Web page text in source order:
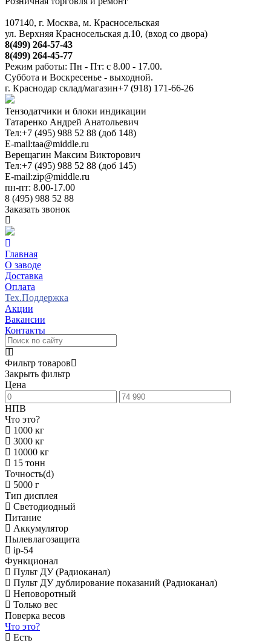
107140, г. Москва, м. Красносельская
ул. Верхняя Красносельская д.10, (вход со двора)
8(499) 264-57-43
8(499) 264-45-77
Режим работы: Пн - Пт: с 8.00 - 17.00.
Суббота и Воскресенье - выходной.
г. Краснодар склад/магазин+7 (918) 171-66-26
Тензодатчики и блоки индикации
Татаренко Андрей Анатольевич
Тел:+7 (495) 988 52 88 (доб 148)
E-mail:taa@middle.ru
Верещагин Максим Викторович
Тел:+7 (495) 988 52 88 (доб 145)
E-mail:zip@middle.ru
пн-пт: 8.00-17.00
8 (495) 988 52 88
Заказать звонок
Главная
О заводе
Доставка
Оплата
Тех.Поддержка
Акции
Вакансии
Контакты
Фильтр товаров
Закрыть фильтр
Цена
НПВ
Что это?
1000 кг
3000 кг
10000 кг
15 тонн
Точность(d)
5000 г
Тип дисплея
Светодиодный
Питание
Аккумулятор
Пылевлагозащита
ip-54
Функционал
Пульт ДУ (Радиоканал)
Пульт ДУ дублирование показаний (Радиоканал)
Неповоротный
Только вес
Поверка весов
Что это?
Есть